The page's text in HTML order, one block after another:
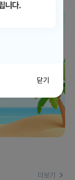
더보기
닫기